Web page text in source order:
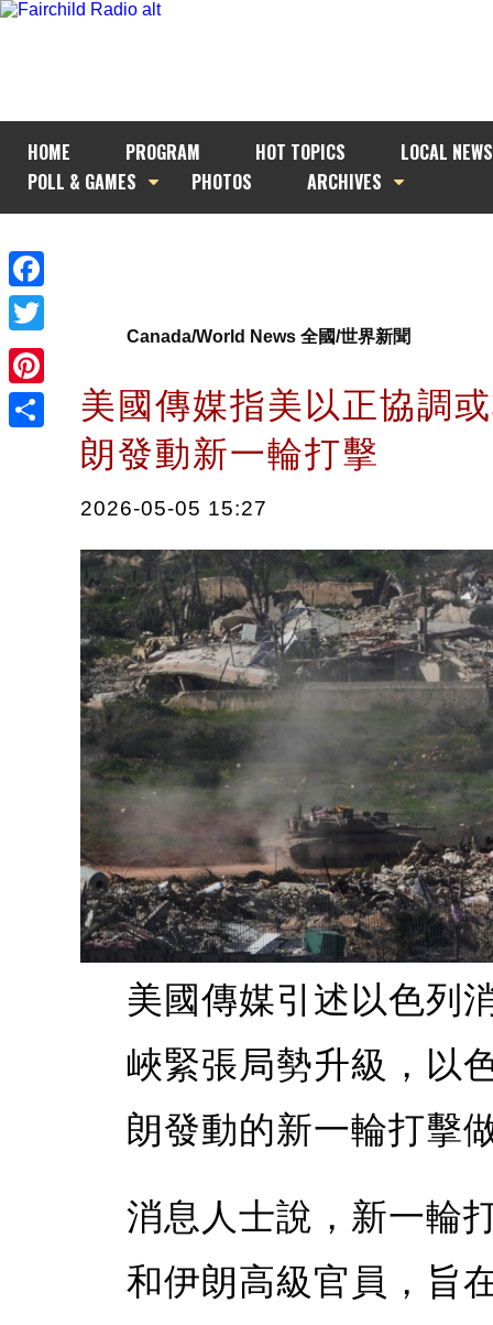
HOME PROGRAM HOT TOPICS
LOCAL NEWS
POLL & GAMES
PHOTOS ARCHIVES
Facebook
Twitter
Pinterest
Canada/World News 全國/世界新聞
美國傳媒指美以正協調
朗發動新一輪打擊
2026-05-05 15:27
美國傳媒引述以色列
峽緊張局勢升級，以
朗發動的新一輪打擊
消息人士說，新一輪
和伊朗高級官員，旨